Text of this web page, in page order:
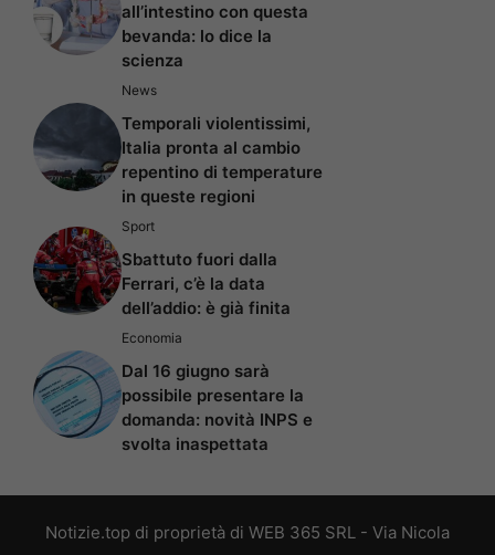
all’intestino con questa
bevanda: lo dice la
scienza
News
Temporali violentissimi,
Italia pronta al cambio
repentino di temperature
in queste regioni
Sport
Sbattuto fuori dalla
Ferrari, c’è la data
dell’addio: è già finita
Economia
Dal 16 giugno sarà
possibile presentare la
domanda: novità INPS e
svolta inaspettata
Notizie.top di proprietà di WEB 365 SRL - Via Nicola